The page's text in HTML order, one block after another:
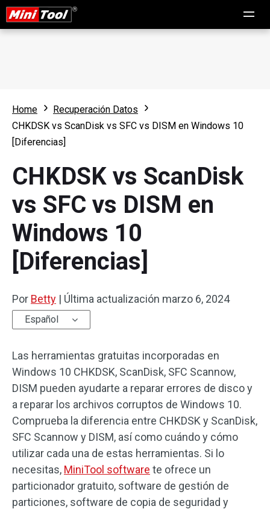
Home
Recuperación Datos
CHKDSK vs ScanDisk vs SFC vs DISM en Windows 10
[Diferencias]
CHKDSK vs ScanDisk
vs SFC vs DISM en
Windows 10
[Diferencias]
Por Betty | Última actualización marzo 6, 2024
Español
Las herramientas gratuitas incorporadas en
Windows 10 CHKDSK, ScanDisk, SFC Scannow,
DISM pueden ayudarte a reparar errores de disco y
a reparar los archivos corruptos de Windows 10.
Comprueba la diferencia entre CHKDSK y ScanDisk,
SFC Scannow y DISM, así como cuándo y cómo
utilizar cada una de estas herramientas. Si lo
necesitas, MiniTool software te ofrece un
particionador gratuito, software de gestión de
particiones, software de copia de seguridad y